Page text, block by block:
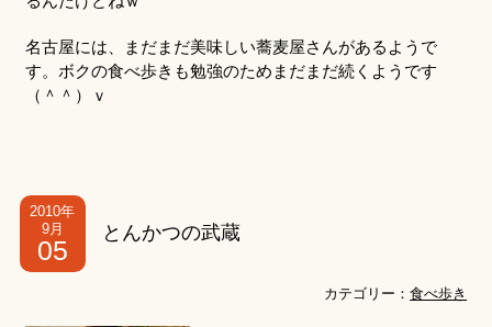
名古屋には、まだまだ美味しい蕎麦屋さんがあるようで
す。ボクの食べ歩きも勉強のためまだまだ続くようです
（＾＾）ｖ
2010年
9月
05
とんかつの武蔵
カテゴリー：食べ歩き